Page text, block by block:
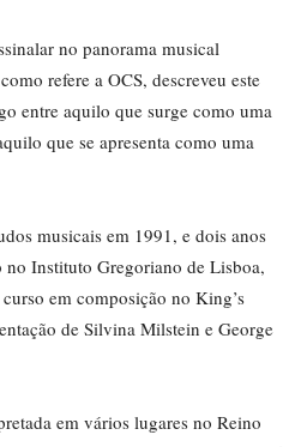
no panorama musical
refere a OCS, descreveu este
entre aquilo que surge como uma
que se apresenta como uma
musicais em 1991, e dois anos
no Instituto Gregoriano de Lisboa,
em composição no King’s
de Silvina Milstein e George
em vários lugares no Reino